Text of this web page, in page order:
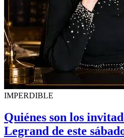
IMPERDIBLE
Quiénes son los
Legrand de este